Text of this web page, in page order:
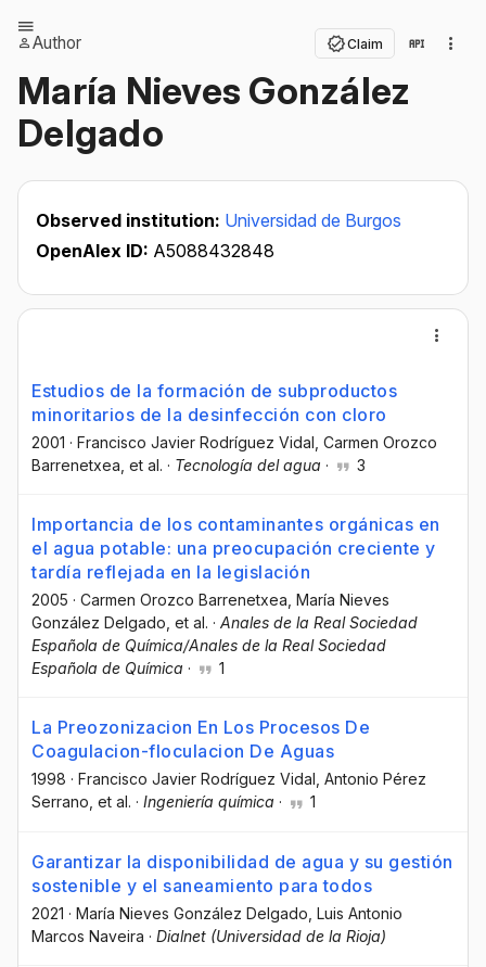
Author Claim
María Nieves González
Delgado
Observed institution: Universidad de Burgos
OpenAlex ID: A5088432848
Estudios de la formación de subproductos
minoritarios de la desinfección con cloro
2001 · Francisco Javier Rodríguez Vidal , Carmen Orozco
Barrenetxea , et al. · Tecnología del agua · 3
Importancia de los contaminantes orgánicas en
el agua potable: una preocupación creciente y
tardía reflejada en la legislación
2005 · Carmen Orozco Barrenetxea , María Nieves
González Delgado , et al. · Anales de la Real Sociedad
Española de Química/Anales de la Real Sociedad
Española de Química · 1
La Preozonizacion En Los Procesos De
Coagulacion-floculacion De Aguas
1998 · Francisco Javier Rodríguez Vidal , Antonio Pérez
Serrano , et al. · Ingeniería química · 1
Garantizar la disponibilidad de agua y su gestión
sostenible y el saneamiento para todos
2021 · María Nieves González Delgado , Luis Antonio
Marcos Naveira · Dialnet (Universidad de la Rioja)